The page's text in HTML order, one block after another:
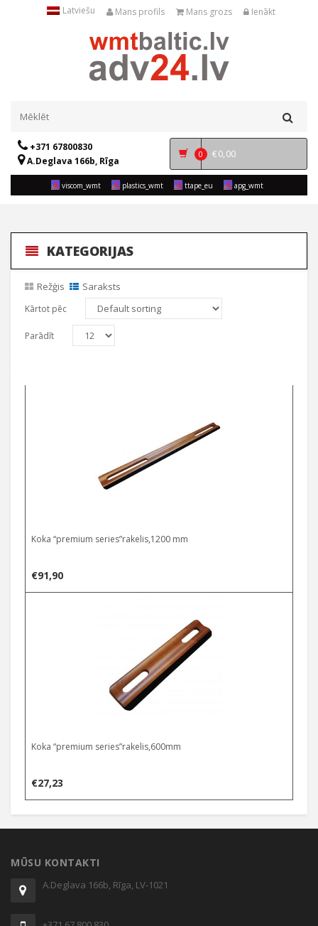
Latviešu Mans profils Mans grozs Ienākt
+371 67800830
A.Deglava 166b, Rīga
0 €0,00
viscom_wmt plastics_wmt ttape_eu apg_wmt
KATEGORIJAS
Režģis Saraksts
Kārtot pēc
Parādīt
Koka “premium series”rakelis,1200 mm
€91,90
Koka “premium series”rakelis,600mm
€27,23
MŪSU KONTAKTI
A.Deglava 166b, Rīga, LV-1021